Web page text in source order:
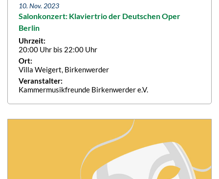
10. Nov. 2023
Salonkonzert: Klaviertrio der Deutschen Oper
Berlin
Uhrzeit:
20:00 Uhr bis 22:00 Uhr
Ort:
Villa Weigert, Birkenwerder
Veranstalter:
Kammermusikfreunde Birkenwerder e.V.